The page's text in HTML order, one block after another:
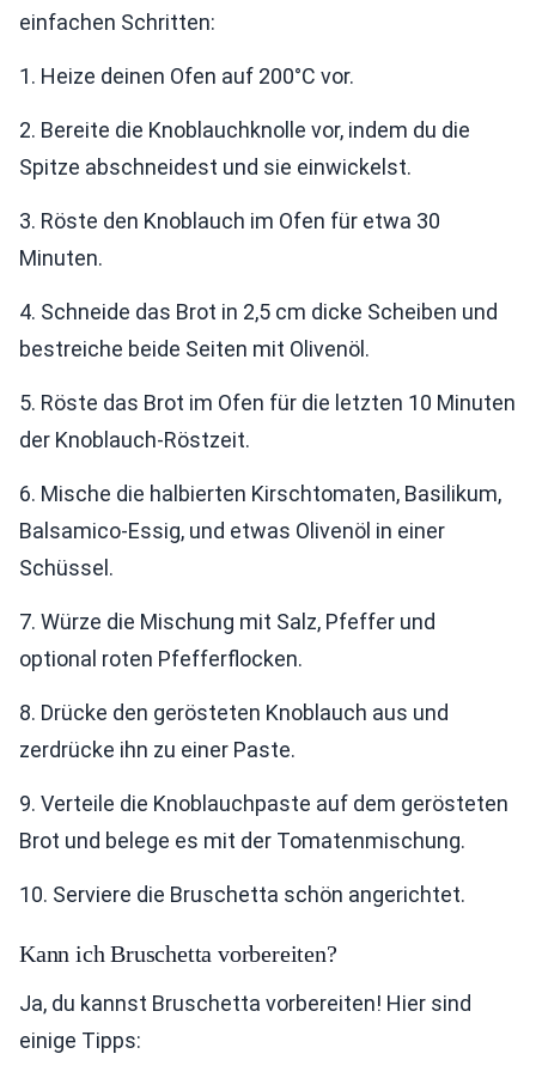
einfachen Schritten:
1. Heize deinen Ofen auf 200°C vor.
2. Bereite die Knoblauchknolle vor, indem du die
Spitze abschneidest und sie einwickelst.
3. Röste den Knoblauch im Ofen für etwa 30
Minuten.
4. Schneide das Brot in 2,5 cm dicke Scheiben und
bestreiche beide Seiten mit Olivenöl.
5. Röste das Brot im Ofen für die letzten 10 Minuten
der Knoblauch-Röstzeit.
6. Mische die halbierten Kirschtomaten, Basilikum,
Balsamico-Essig, und etwas Olivenöl in einer
Schüssel.
7. Würze die Mischung mit Salz, Pfeffer und
optional roten Pfefferflocken.
8. Drücke den gerösteten Knoblauch aus und
zerdrücke ihn zu einer Paste.
9. Verteile die Knoblauchpaste auf dem gerösteten
Brot und belege es mit der Tomatenmischung.
10. Serviere die Bruschetta schön angerichtet.
Kann ich Bruschetta vorbereiten?
Ja, du kannst Bruschetta vorbereiten! Hier sind
einige Tipps: